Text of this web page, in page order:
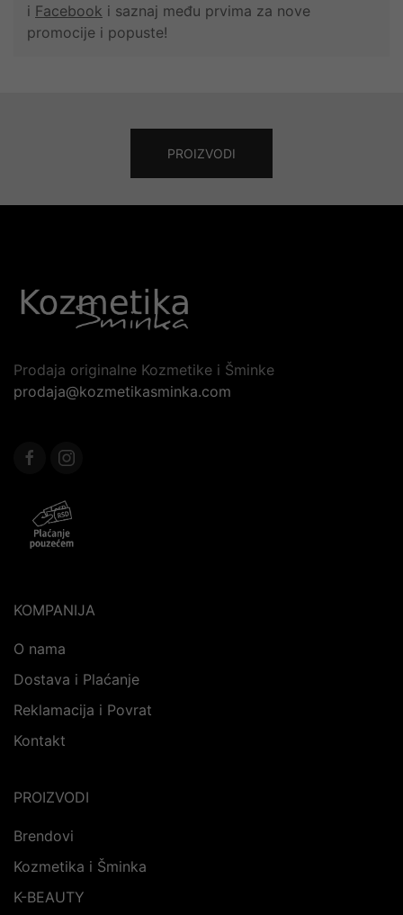
i Facebook i saznaj među prvima za nove
promocije i popuste!
PROIZVODI
Prodaja originalne Kozmetike i Šminke
prodaja@kozmetikasminka.com
KOMPANIJA
O nama
Dostava i Plaćanje
Reklamacija i Povrat
Kontakt
PROIZVODI
Brendovi
Kozmetika i Šminka
K-BEAUTY